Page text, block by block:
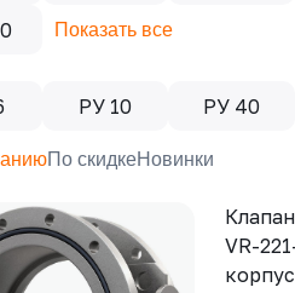
Показать все
РУ 10 РУ 40
По скидкеНовинки
VR-